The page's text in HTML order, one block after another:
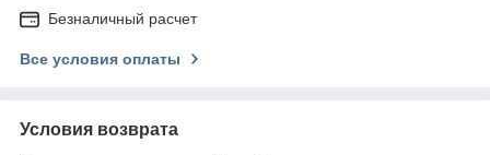
Безналичный расчет
Все условия оплаты
Условия возврата